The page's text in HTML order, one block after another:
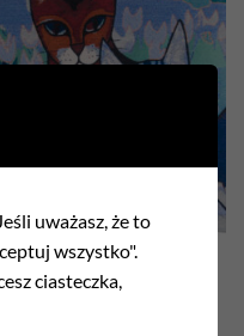
Add to
wishlist
gobelinowa koty
uważasz, że to
wszystko".
ciasteczka,